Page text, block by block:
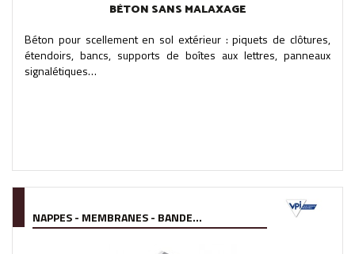
BÉTON SANS MALAXAGE
Béton pour scellement en sol extérieur : piquets de clôtures,
étendoirs, bancs, supports de boîtes aux lettres, panneaux
signalétiques…
NAPPES - MEMBRANES - BANDE...